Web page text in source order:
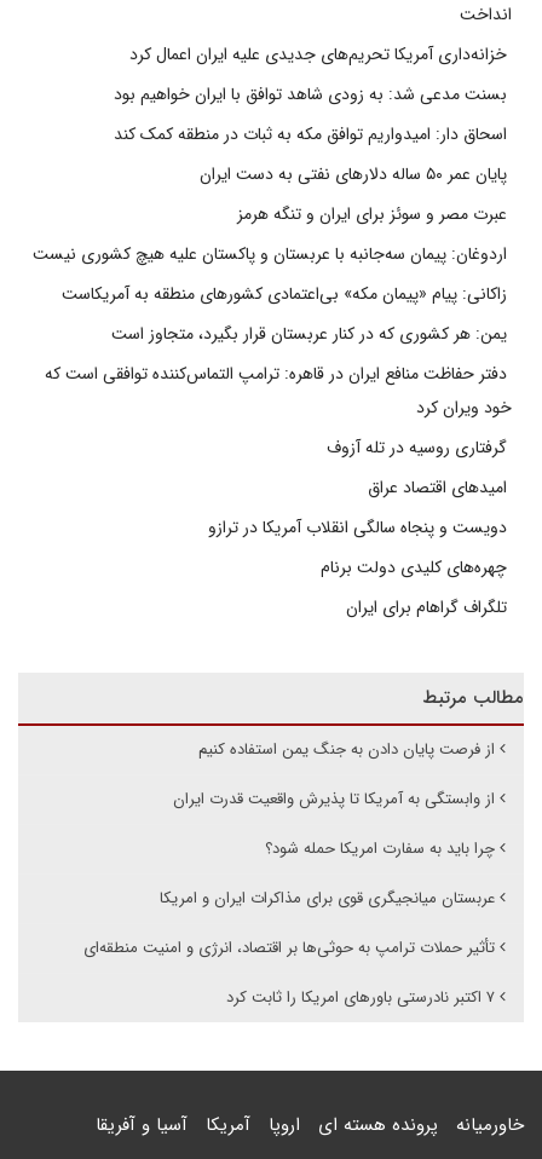
انداخت
خزانه‌داری آمریکا تحریم‌های جدیدی علیه ایران اعمال کرد
بسنت مدعی شد: به زودی شاهد توافق با ایران خواهیم بود
اسحاق دار: امیدواریم توافق مکه به ثبات در منطقه کمک کند
پایان عمر ۵۰ ساله دلارهای نفتی به دست ایران
عبرت مصر و سوئز برای ایران و تنگه هرمز
اردوغان: پیمان سه‌جانبه با عربستان و پاکستان علیه هیچ کشوری نیست
زاکانی: پیام «پیمان مکه» بی‌اعتمادی کشورهای منطقه به آمریکاست
یمن: هر کشوری که در کنار عربستان قرار بگیرد، متجاوز است
دفتر حفاظت منافع ایران در قاهره: ترامپ التماس‌کننده توافقی است که
خود ویران کرد
گرفتاری روسیه در تله آزوف
امیدهای اقتصاد عراق
دویست و پنجاه سالگی انقلاب آمریکا در ترازو
چهره‌های کلیدی دولت برنام
تلگراف گراهام برای ایران
مطالب مرتبط
از فرصت پایان دادن به جنگ یمن استفاده کنیم
از وابستگی به آمریکا تا پذیرش واقعیت قدرت ایران
چرا باید به سفارت امریکا حمله شود؟
عربستان میانجیگری قوی برای مذاکرات ایران و امریکا
تأثیر حملات ترامپ به حوثی‌ها بر اقتصاد، انرژی و امنیت منطقه‌ای
۷ اکتبر نادرستی باورهای امریکا را ثابت کرد
خاورمیانه پرونده هسته ای اروپا آمریکا آسیا و آفریقا